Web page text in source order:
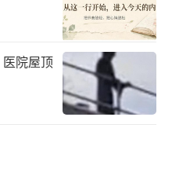
当前俄罗斯的态度很
乌30天不互袭能源设
条件乌克兰很难接
现停火的一个障碍。
院屋顶